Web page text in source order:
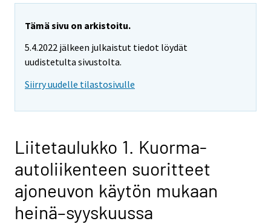
Tämä sivu on arkistoitu.
5.4.2022 jälkeen julkaistut tiedot löydät
uudistetulta sivustolta.
Siirry uudelle tilastosivulle
Liitetaulukko 1. Kuorma-
autoliikenteen suoritteet
ajoneuvon käytön mukaan
heinä–syyskuussa